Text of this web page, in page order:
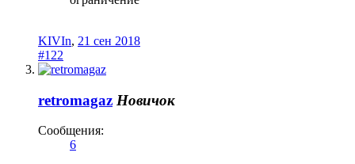
KIVIn, 21 сен 2018
#122
retromagaz Новичок
Сообщения:
6